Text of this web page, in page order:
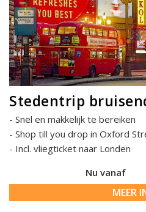
Stedentrip
Snel en makkelijk te bereiken
Shop till you drop in Oxford
Incl. vliegticket naar Londen
Nu vanaf
MEER